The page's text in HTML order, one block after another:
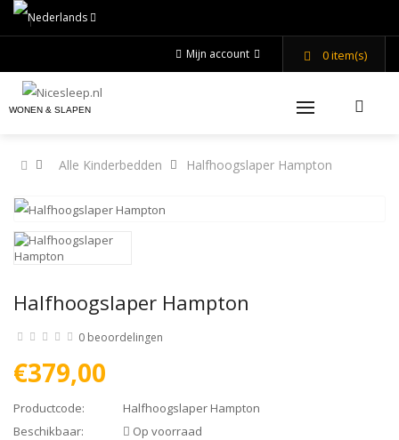
Mijn account 0item(s)
WONEN & SLAPEN
Alle Kinderbedden Halfhoogslaper Hampton
Halfhoogslaper Hampton
0 beoordelingen
€379,00
Productcode:
Halfhoogslaper Hampton
Beschikbaar:
Op voorraad